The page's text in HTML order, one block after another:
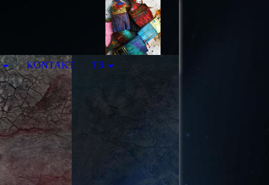
KONTAKT TR